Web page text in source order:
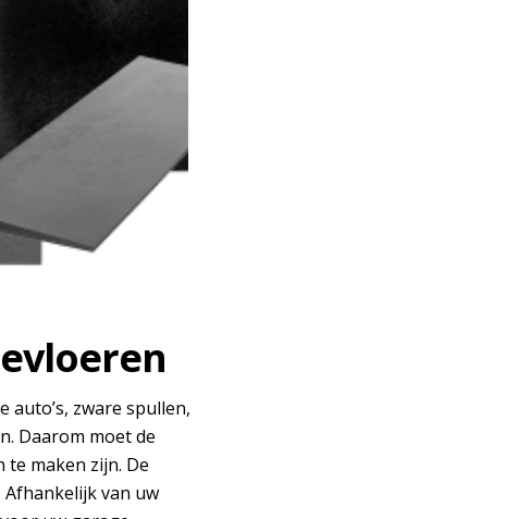
zware spullen,
Daarom moet de
maken zijn. De
van uw